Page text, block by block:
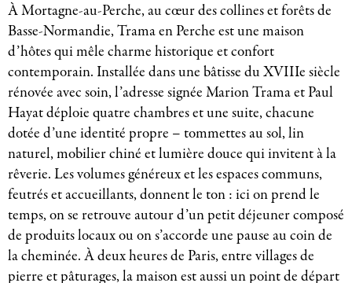
À Mortagne-au-Perche, au cœur des collines et forêts de
Basse-Normandie, Trama en Perche est une maison
d’hôtes qui mêle charme historique et confort
contemporain. Installée dans une bâtisse du XVIIIe siècle
rénovée avec soin, l’adresse signée Marion Trama et Paul
Hayat déploie quatre chambres et une suite, chacune
dotée d’une identité propre – tommettes au sol, lin
naturel, mobilier chiné et lumière douce qui invitent à la
rêverie. Les volumes généreux et les espaces communs,
feutrés et accueillants, donnent le ton : ici on prend le
temps, on se retrouve autour d’un petit déjeuner composé
de produits locaux ou on s’accorde une pause au coin de
la cheminée. À deux heures de Paris, entre villages de
pierre et pâturages, la maison est aussi un point de départ